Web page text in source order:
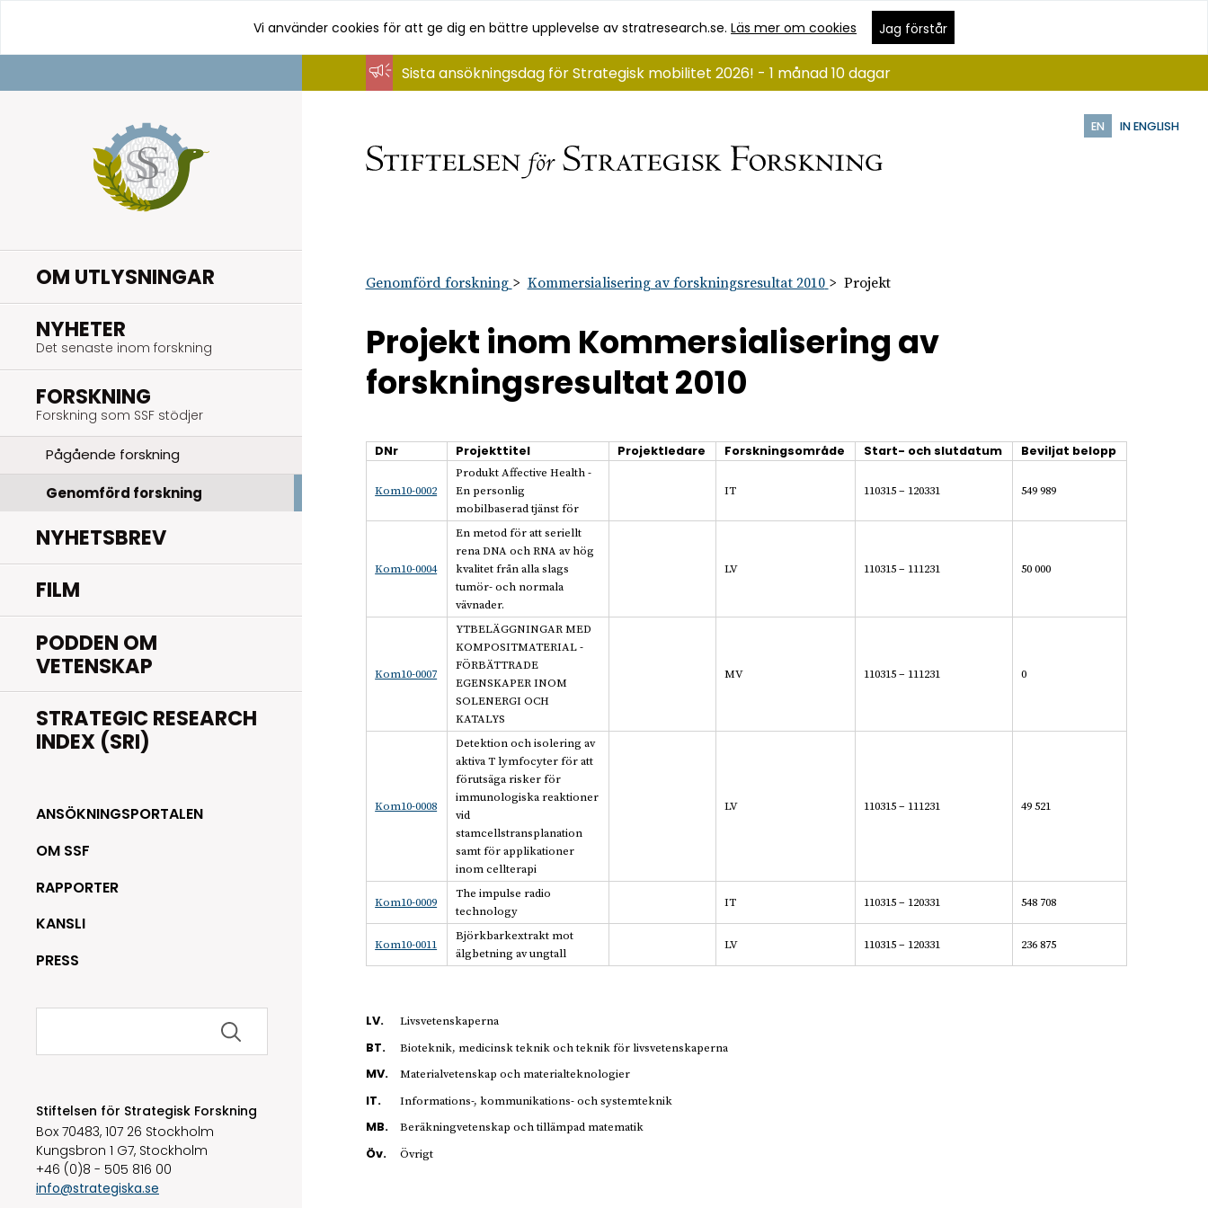
innehåll
Vi använder cookies för att ge dig en bättre upplevelse av stratresearch.se.Läs mer om cookies Jag förstår
EN IN ENGLISH
OM UTLYSNINGAR
NYHETER
Det senaste inom forskning
FORSKNING
Forskning som SSF stödjer
Pågående forskning
Genomförd forskning
NYHETSBREV
FILM
PODDEN OM
VETENSKAP
STRATEGIC RESEARCH
INDEX (SRI)
ANSÖKNINGSPORTALEN
OM SSF
RAPPORTER
KANSLI
PRESS
Sök
Stiftelsen för Strategisk Forskning
Box 70483, 107 26 Stockholm
Kungsbron 1 G7, Stockholm
+46 (0)8 - 505 816 00
info@strategiska.se
Sista ansökningsdag för Strategisk mobilitet 2026! - 1 månad 10 dagar
Genomförd forskning Kommersialisering av forskningsresultat 2010 Projekt
Projekt inom Kommersialisering av
forskningsresultat 2010
DNr Projekttitel Projektledare Forskningsområde Start- och slutdatum Beviljat belopp
Kom10-0002
Produkt Affective Health -
En personlig
mobilbaserad tjänst för
IT 110315 – 120331 549 989
Kom10-0004
En metod för att seriellt
rena DNA och RNA av hög
kvalitet från alla slags
tumör- och normala
vävnader.
LV 110315 – 111231 50 000
Kom10-0007
YTBELÄGGNINGAR MED
KOMPOSITMATERIAL -
FÖRBÄTTRADE
EGENSKAPER INOM
SOLENERGI OCH
KATALYS
MV 110315 – 111231 0
Kom10-0008
Detektion och isolering av
aktiva T lymfocyter för att
förutsäga risker för
immunologiska reaktioner
vid
stamcellstransplanation
samt för applikationer
inom cellterapi
LV 110315 – 111231 49 521
Kom10-0009
The impulse radio
technology
IT 110315 – 120331 548 708
Kom10-0011
Björkbarkextrakt mot
älgbetning av ungtall
LV 110315 – 120331 236 875
LV. Livsvetenskaperna
BT. Bioteknik, medicinsk teknik och teknik för livsvetenskaperna
MV. Materialvetenskap och materialteknologier
IT. Informations-, kommunikations- och systemteknik
MB. Beräkningvetenskap och tillämpad matematik
Öv. Övrigt